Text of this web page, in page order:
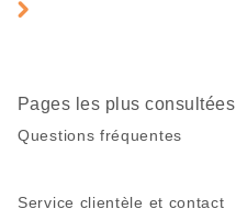
Pages les plus consultées
Questions fréquentes
Service clientèle et contact